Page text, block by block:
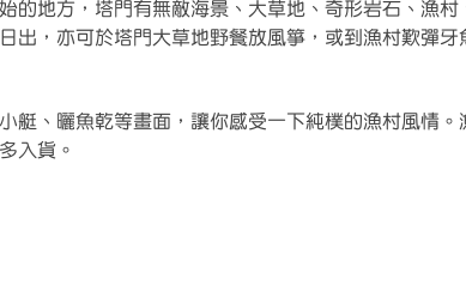
的地方，塔門有無敵海景、大草地、奇形岩石、漁村
出，亦可於塔門大草地野餐放風箏，或到漁村歎彈牙
艇、曬魚乾等畫面，讓你感受一下純樸的漁村風情。
入貨。